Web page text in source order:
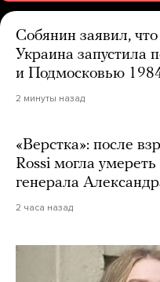
Собянин заявил, что
Украина запустила
и Подмосковью
2 минуты назад
«Верстка»: после
Rossi могла
генерала
2 часа назад